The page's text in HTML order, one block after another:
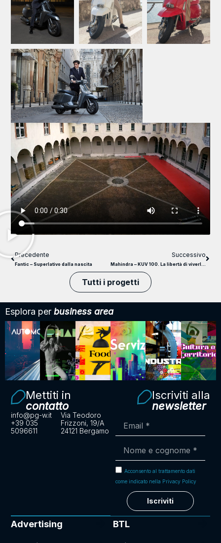
Precedente
Fantic – Superlativo dalla nascita
Successivo
Tutti i progetti
Esplora per business area
Advertising BTL
Mettiti in
contatto
info@pg-w.it
+39 035
5096611
Via Teodoro
Frizzoni, 19/A
24121 Bergamo
Iscriviti alla
newsletter
Acconsento al trattamento dati
come indicato nella Privacy Policy
Iscriviti